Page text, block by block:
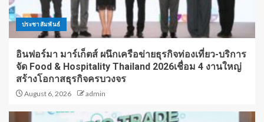
ประชาสัมพันธ์
อินฟอร์มา มาร์เก็ตส์ ผนึกเครือข่ายธุรกิจท่องเที่ยว-บริการ
จัด Food & Hospitality Thailand 2026เชื่อม 4 งานใหญ่
สร้างโอกาสธุรกิจครบวงจร
August 6, 2026 admin